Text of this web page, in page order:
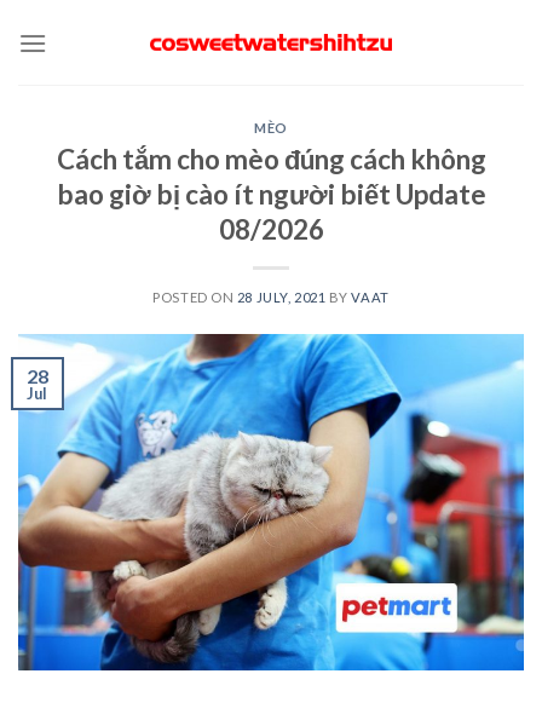
MÈO
Cách tắm cho mèo đúng cách không
bao giờ bị cào ít người biết Update
08/2026
POSTED ON 28 JULY, 2021 BYVAAT
28
Jul